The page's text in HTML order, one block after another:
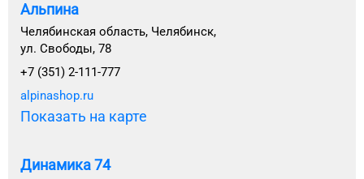
Альпина
Челябинская область, Челябинск,
ул. Свободы, 78
+7 (351) 2-111-777
alpinashop.ru
Показать на карте
Динамика 74